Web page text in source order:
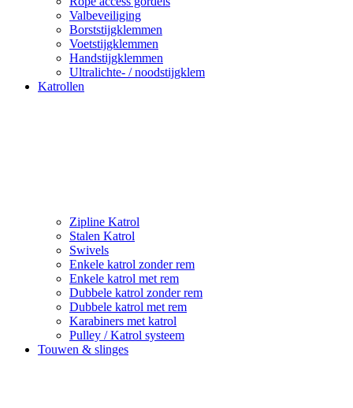
Valbeveiliging
Borststijgklemmen
Voetstijgklemmen
Handstijgklemmen
Ultralichte- / noodstijgklem
Katrollen
Zipline Katrol
Stalen Katrol
Swivels
Enkele katrol zonder rem
Enkele katrol met rem
Dubbele katrol zonder rem
Dubbele katrol met rem
Karabiners met katrol
Pulley / Katrol systeem
Touwen & slinges